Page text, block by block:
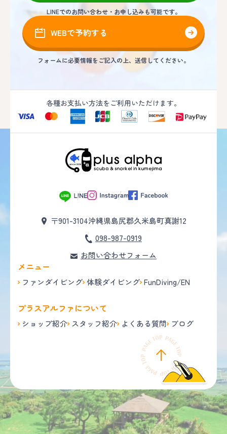
LINEでのお問い合わせ・お申し込みも可能です。
WEBで予約する
フォームに必要情報をご記入の上、送信してください。
各種お支払い方法をご利用いただけます。
〒901-3104沖縄県島尻郡久米島町真謝12
098-987-0919
お問い合わせフォーム
メニュー
ファンダイビング 体験ダイビング FunDiving/EN
プラスアルファについて
ショップ紹介 スタッフ紹介 よくある質問 ブログ